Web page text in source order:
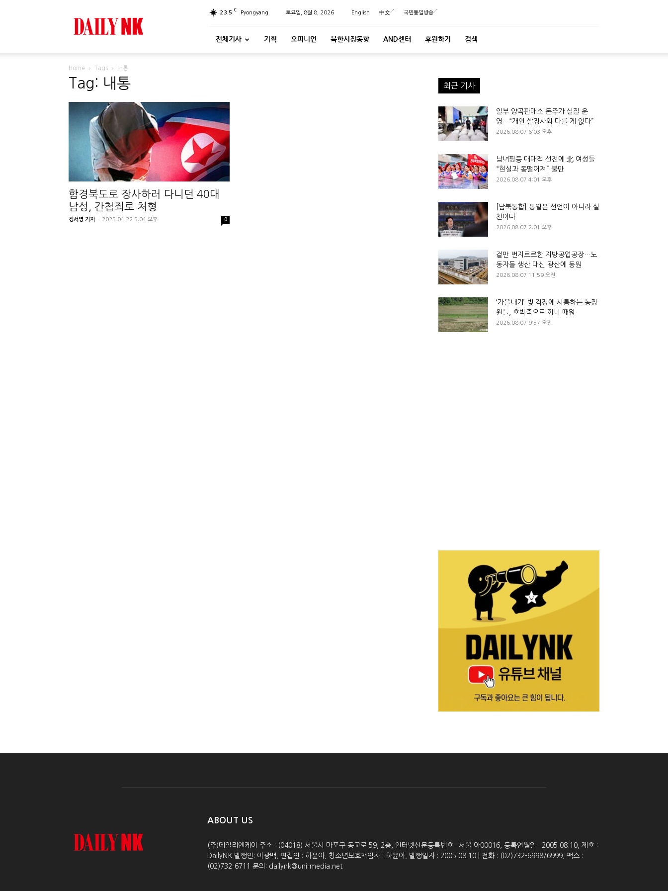
23.5 C Pyongyang 토요일, 8월 8, 2026 English 中文 국민통일방송
전체기사 기획 오피니언 북한시장동향 AND센터 후원하기 검색
Home Tags 내통
Tag: 내통
함경북도로 장사하러 다니던 40대
남성, 간첩죄로 처형
정서영 기자 - 2025.04.22 5:04 오후 0
최근 기사
일부 양곡판매소 돈주가 실질 운
영…“개인 쌀장사와 다를 게 없다”
2026.08.07 6:03 오후
남녀평등 대대적 선전에 北 여성들
“현실과 동떨어져” 불만
2026.08.07 4:01 오후
[남북통합] 통일은 선언이 아니라 실
천이다
2026.08.07 2:01 오후
겉만 번지르르한 지방공업공장…노
동자들 생산 대신 광산에 동원
2026.08.07 11:59 오전
‘가을내기’ 빚 걱정에 시름하는 농장
원들, 호박죽으로 끼니 때워
2026.08.07 9:57 오전
ABOUT US
(주)데일리엔케이 주소 : (04018) 서울시 마포구 동교로 59, 2층, 인터넷신문등록번호 : 서울 아00016, 등록연월일 : 2005.08.10, 제호 :
DailyNK 발행인: 이광백, 편집인 : 하윤아, 청소년보호책임자 : 하윤아, 발행일자 : 2005.08.10 | 전화 : (02)732-6998/6999, 팩스 :
(02)732-6711 문의: dailynk@uni-media.net